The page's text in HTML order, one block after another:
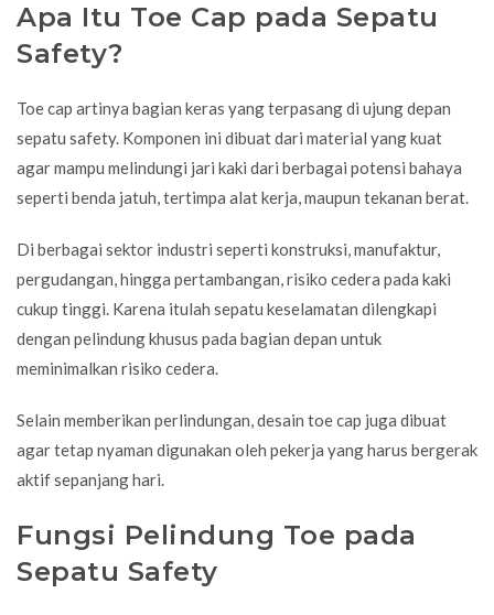
Apa Itu Toe Cap pada Sepatu
Safety?
Toe cap artinya bagian keras yang terpasang di ujung depan
sepatu safety. Komponen ini dibuat dari material yang kuat
agar mampu melindungi jari kaki dari berbagai potensi bahaya
seperti benda jatuh, tertimpa alat kerja, maupun tekanan berat.
Di berbagai sektor industri seperti konstruksi, manufaktur,
pergudangan, hingga pertambangan, risiko cedera pada kaki
cukup tinggi. Karena itulah sepatu keselamatan dilengkapi
dengan pelindung khusus pada bagian depan untuk
meminimalkan risiko cedera.
Selain memberikan perlindungan, desain toe cap juga dibuat
agar tetap nyaman digunakan oleh pekerja yang harus bergerak
aktif sepanjang hari.
Fungsi Pelindung Toe pada
Sepatu Safety